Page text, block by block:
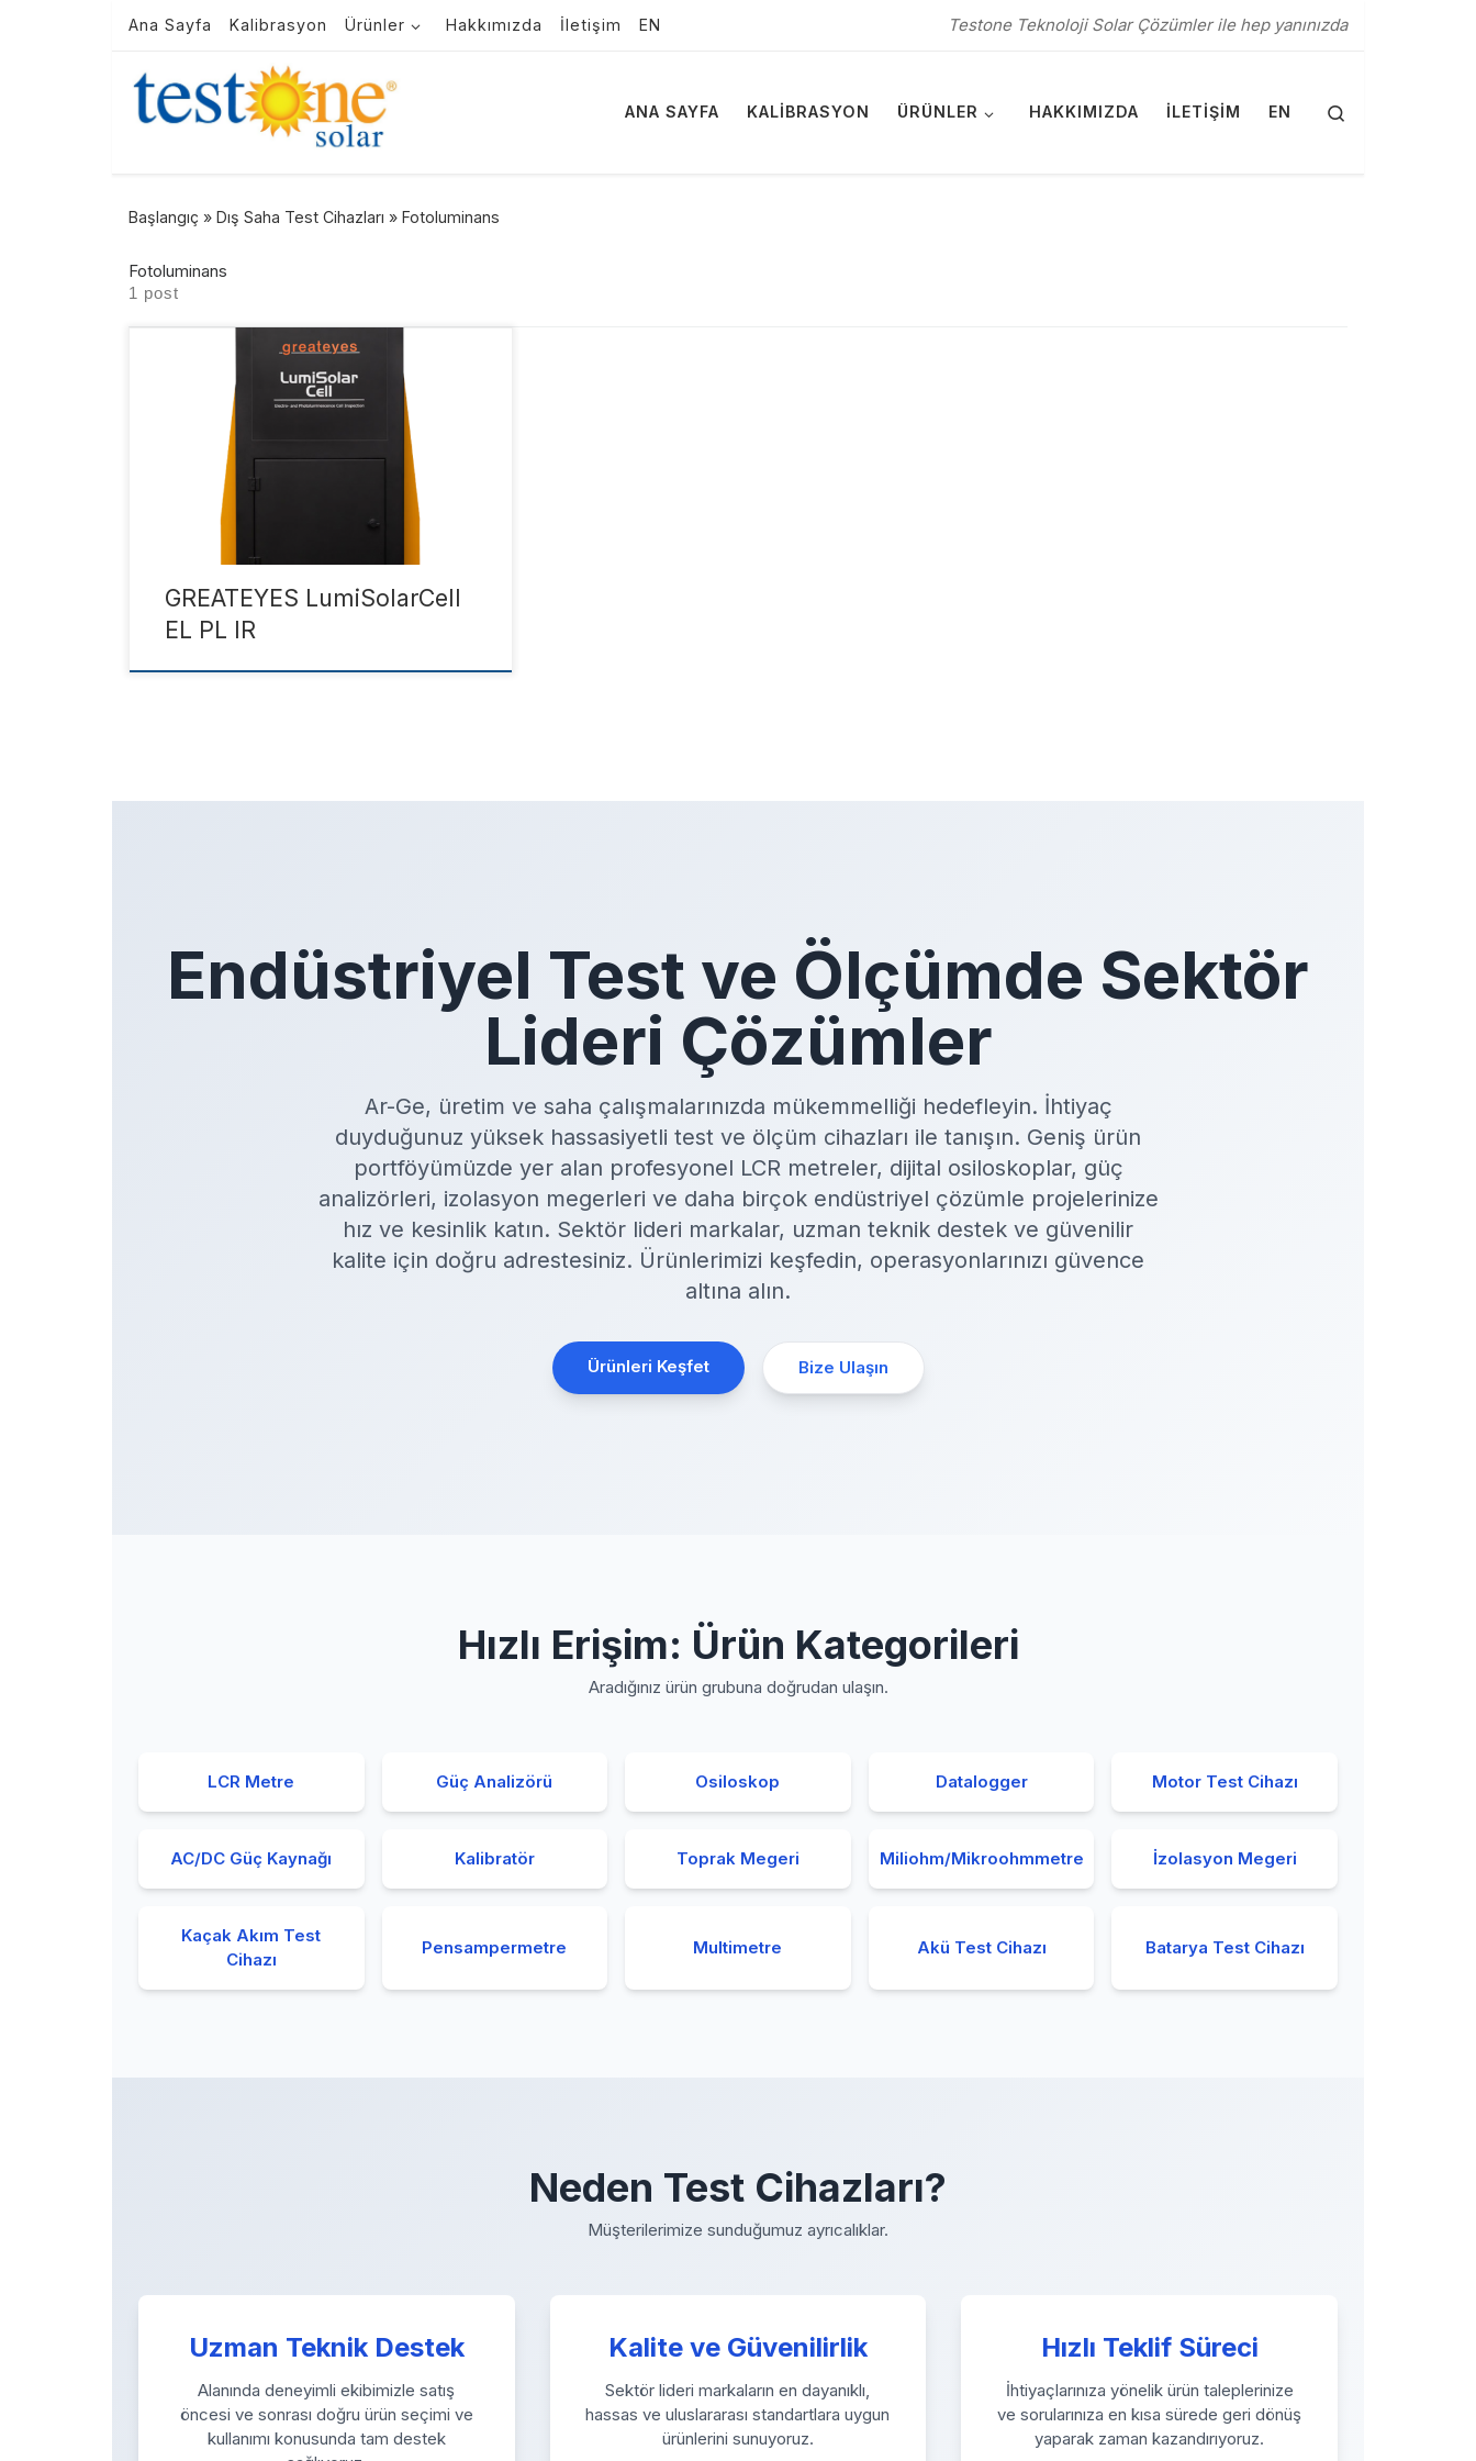
Skip to contentAna Sayfa Kalibrasyon Ürünler Hakkımızda İletişim EN Testone Teknoloji Solar Çözümler ile hep yanınızda
ANA SAYFA KALIBRASYON ÜRÜNLER HAKKIMIZDA İLETIŞIM EN
Başlangıç » Dış Saha Test Cihazları » Fotoluminans
Fotoluminans
1 post
Brochure Ürün Tanıtımı Ürün Özellikleri Teknik
Özellikleri Uygulamaları Ürün Tanıtımı Ödüllü
LumiSolarCell Sistemi, fotovoltaik hücrelerin
veya waferların mikro çatlaklarını, şöntleri, düşük
ömürlü bölgeleri, homojen olmayan bölgeleri,
sıcak noktalar veya diğer hücre arızalarını
görüntülemek için fotolüminesans,
elektrolüminesans ve kızılötesi olayları
dolayısıyla tahribatsız yöntemler olarak […]
GREATEYES LumiSolarCell
EL PL IR
Endüstriyel Test ve Ölçümde Sektör
Lideri Çözümler
Ar-Ge, üretim ve saha çalışmalarınızda mükemmelliği hedefleyin. İhtiyaç
duyduğunuz yüksek hassasiyetli test ve ölçüm cihazları ile tanışın. Geniş ürün
portföyümüzde yer alan profesyonel LCR metreler, dijital osiloskoplar, güç
analizörleri, izolasyon megerleri ve daha birçok endüstriyel çözümle projelerinize
hız ve kesinlik katın. Sektör lideri markalar, uzman teknik destek ve güvenilir
kalite için doğru adrestesiniz. Ürünlerimizi keşfedin, operasyonlarınızı güvence
altına alın.
Ürünleri Keşfet Bize Ulaşın
Hızlı Erişim: Ürün Kategorileri
Aradığınız ürün grubuna doğrudan ulaşın.
LCR Metre Güç Analizörü Osiloskop Datalogger Motor Test Cihazı
AC/DC Güç Kaynağı Kalibratör Toprak Megeri Miliohm/Mikroohmmetre İzolasyon Megeri
Kaçak Akım Test
Cihazı
Pensampermetre Multimetre Akü Test Cihazı Batarya Test Cihazı
Neden Test Cihazları?
Müşterilerimize sunduğumuz ayrıcalıklar.
Uzman Teknik Destek
Alanında deneyimli ekibimizle satış
öncesi ve sonrası doğru ürün seçimi ve
kullanımı konusunda tam destek
Kalite ve Güvenilirlik
Sektör lideri markaların en dayanıklı,
hassas ve uluslararası standartlara uygun
ürünlerini sunuyoruz.
Hızlı Teklif Süreci
İhtiyaçlarınıza yönelik ürün taleplerinize
ve sorularınıza en kısa sürede geri dönüş
yaparak zaman kazandırıyoruz.